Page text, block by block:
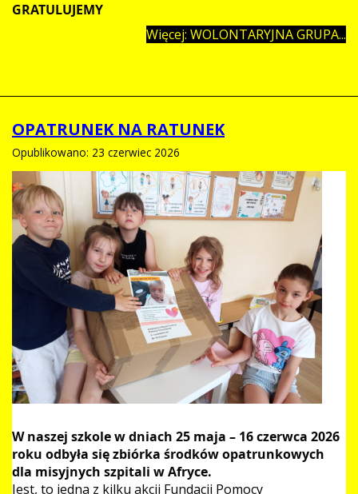
GRATULUJEMY
Więcej: WOLONTARYJNA GRUPA...
OPATRUNEK NA RATUNEK
Opublikowano: 23 czerwiec 2026
W naszej szkole w dniach 25 maja – 16 czerwca 2026
roku odbyła się zbiórka środków opatrunkowych
dla misyjnych szpitali w Afryce.
Jest, to jedna z kilku akcji Fundacji Pomocy